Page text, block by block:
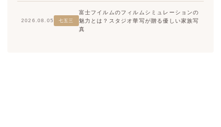
2026.08.05 七五三
富士フイルムのフィルムシミュレーションの
魅力とは？スタジオ華写が贈る優しい家族写
真